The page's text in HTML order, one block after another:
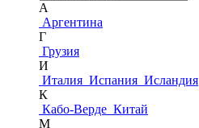
А
Аргентина
Г
Грузия
И
Италия Испания Исландия
К
Кабо-Верде Китай
М